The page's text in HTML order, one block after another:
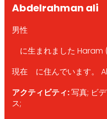
Abdelrahman ali
男性
に生まれました Haram
現在 に住んでいます。
アクティビティ:写真; ビ
ス;